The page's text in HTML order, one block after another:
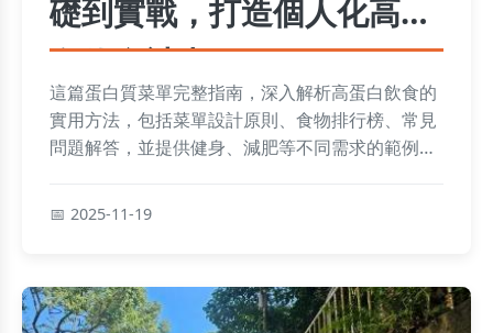
礎到實戰，打造個人化高蛋
白飲食計畫
這篇蛋白質菜單完整指南，深入解析高蛋白飲食的
實用方法，包括菜單設計原則、食物排行榜、常見
問題解答，並提供健身、減肥等不同需求的範例。
2025-11-19